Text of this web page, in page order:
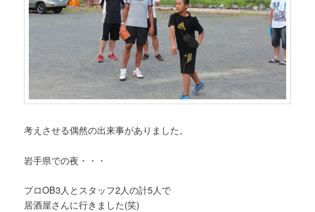
考えさせる偶然の出来事がありました。
岩手県での夜・・・
プロOB3人とスタッフ2人の計5人で
居酒屋さんに行きました(笑)